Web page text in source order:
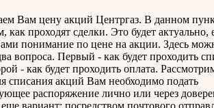
Вам цену акций Центргаз. В данном
как проходят сделки. Это будет
понимание по цене на акции. Здесь
вопроса. Первый - как будет проходить
- как будет проходить оплата.
списания акций Вам необходимо подать
распоряжение лично или через
вариант: посредством почтового